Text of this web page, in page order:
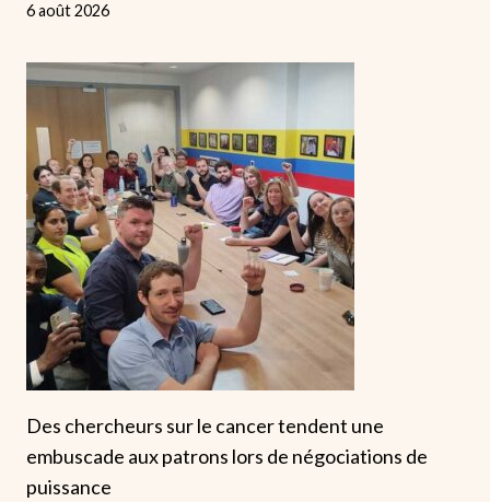
6 août 2026
Des chercheurs sur le cancer tendent une
embuscade aux patrons lors de négociations de
puissance